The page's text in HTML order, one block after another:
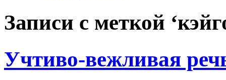
Записи с меткой
Учтиво-вежливая